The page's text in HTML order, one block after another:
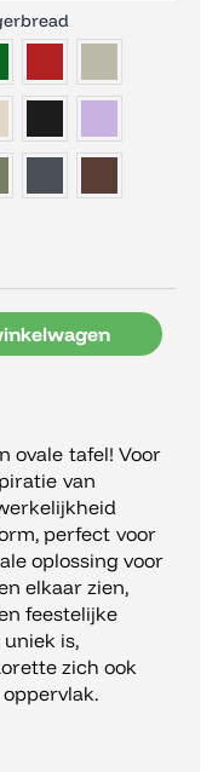
ovale tafel! Voor
van
perfect voor
oplossing voor
elkaar zien,
feestelijke
is,
zich ook